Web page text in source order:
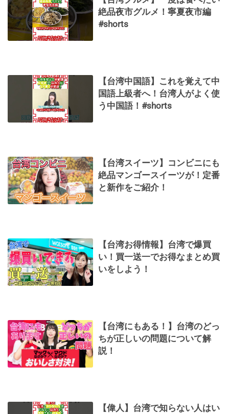
絶品夜市グルメ！寧夏夜市編
#shorts
【台湾中国語】これを覚えて中
国語上級者へ！台湾人がよく使
う中国語！#shorts
【台湾スイーツ】コンビニにも
絶品マンゴースイーツが！定番
と新作をご紹介！
【台湾お得情報】台湾で爆買
い！買一送一でお得なまとめ買
いをしよう！
【台湾にもある！】台湾のどっ
ちが正しいの問題について解
説！
【偉人】台湾で知らない人はい